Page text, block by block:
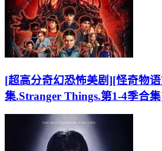
[超高分奇幻恐怖美剧][怪奇物
集.Stranger Things.第1-4季合